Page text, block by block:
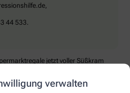
verwalten
44 533.
jetzt voller Süßkram
– und die Aminosäure Tryptophan.
denen der Körper das Happy-Hormon